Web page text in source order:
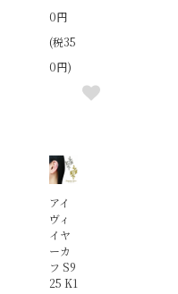
0円
(税35
0円)
アイ
ヴィ
イヤ
ーカ
フ S9
25 K1